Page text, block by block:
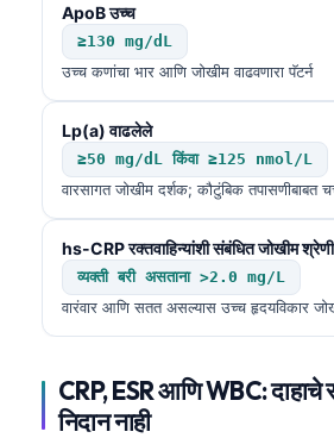
ApoB उच्च
≥130 mg/dL
उच्च कणांचा भार आणि जोखीम वाढवणारा पॅटर्न
Lp(a) वाढलेले
≥50 mg/dL किंवा ≥125 nmol/L
वारसागत जोखीम दर्शक; कौटुंबिक तपासणीबाबत
hs-CRP रक्तवाहिन्यांशी संबंधित जोखीम श्रेणी
व्यक्ती बरी असताना >2.0 mg/L
वारंवार आणि सतत असल्यास उच्च हृदयविकार
CRP, ESR आणि WBC:
निदान नाही
ພາສາລາວ
Basa Jawa
Cebuano
ئۇيغۇرچە
Кыргызча
Татар теле
Беларуская мова
Esperanto
Frysk
Ślōnskŏ gŏdka
Norsk bokmål